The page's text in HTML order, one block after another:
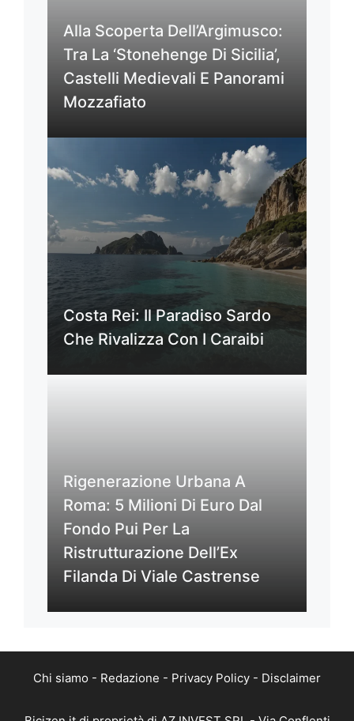
Alla Scoperta Dell’Argimusco:
Tra La ‘Stonehenge Di Sicilia’,
Castelli Medievali E Panorami
Mozzafiato
Costa Rei: Il Paradiso Sardo
Che Rivalizza Con I Caraibi
Rigenerazione Urbana A
Roma: 5 Milioni Di Euro Dal
Fondo Pui Per La
Ristrutturazione Dell’Ex
Filanda Di Viale Castrense
Chi siamo - Redazione - Privacy Policy - Disclaimer